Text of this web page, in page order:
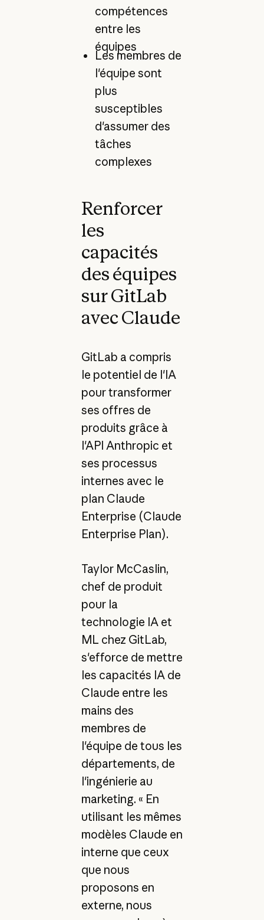
compétences
entre les
équipes
Les membres de
l'équipe sont
plus
susceptibles
d'assumer des
tâches
complexes
Renforcer
les
capacités
des équipes
sur GitLab
avec Claude
GitLab a compris
le potentiel de l'IA
pour transformer
ses offres de
produits grâce à
l'API Anthropic et
ses processus
internes avec le
plan Claude
Enterprise (Claude
Enterprise Plan).
Taylor McCaslin,
chef de produit
pour la
technologie IA et
ML chez GitLab,
s'efforce de mettre
les capacités IA de
Claude entre les
mains des
membres de
l'équipe de tous les
départements, de
l'ingénierie au
marketing. « En
utilisant les mêmes
modèles Claude en
interne que ceux
que nous
proposons en
externe, nous